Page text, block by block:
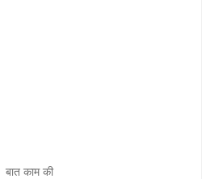
CATEGORIES
बात काम की